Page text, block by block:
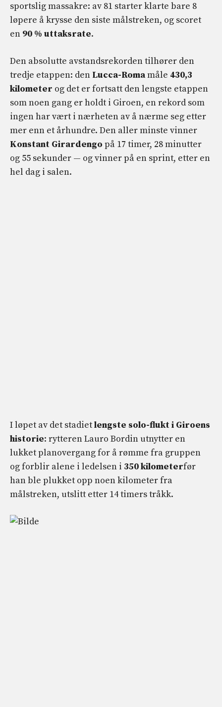
sportslig massakre: av 81 starter klarte bare 8
løpere å krysse den siste målstreken, og scoret
en 90 % uttaksrate.
Den absolutte avstandsrekorden tilhører den
tredje etappen: den Lucca-Romamåle 430,3
kilometer og det er fortsatt den lengste etappen
som noen gang er holdt i Giroen, en rekord som
ingen har vært i nærheten av å nærme seg etter
mer enn et århundre. Den aller minste vinner
Konstant Girardengo på 17 timer, 28 minutter
og 55 sekunder — og vinner på en sprint, etter en
hel dag i salen.
I løpet av det stadietlengste solo-flukt i Giroens
historie: rytteren Lauro Bordin utnytter en
lukket planovergang for å rømme fra gruppen
og forblir alene i ledelsen i 350 kilometerfør
han ble plukket opp noen kilometer fra
målstreken, utslitt etter 14 timers tråkk.